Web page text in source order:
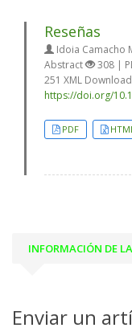
Reseñas
Idoia Camacho
Abstract
308 |
251 XML
https://doi.org/
PDF
INFORMACIÓN DE
Enviar un